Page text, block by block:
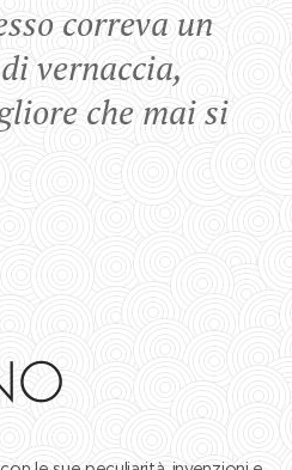
correva un
vernaccia,
che mai si